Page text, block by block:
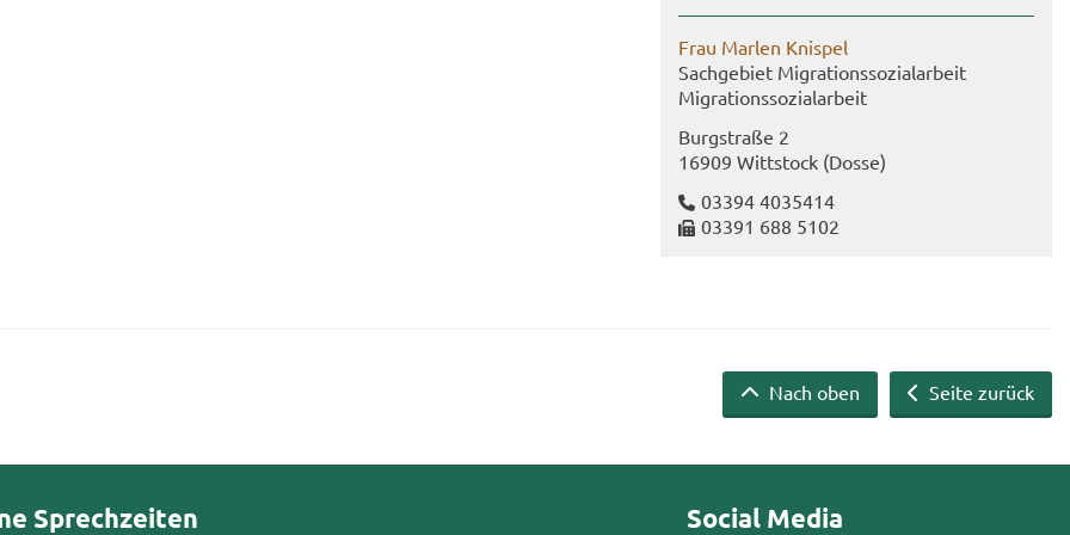
Frau Mar­len Knis­pel
Sach­ge­biet Mi­gra­ti­ons­so­zi­al­ar­beit
Mi­gra­ti­ons­so­zi­al­ar­beit
Burg­stra­ße 2
16909 Witt­stock (Dosse)
03394 4035414
03391 688 5102
Seite zurück
Nach oben
Sprechzeiten Social Media